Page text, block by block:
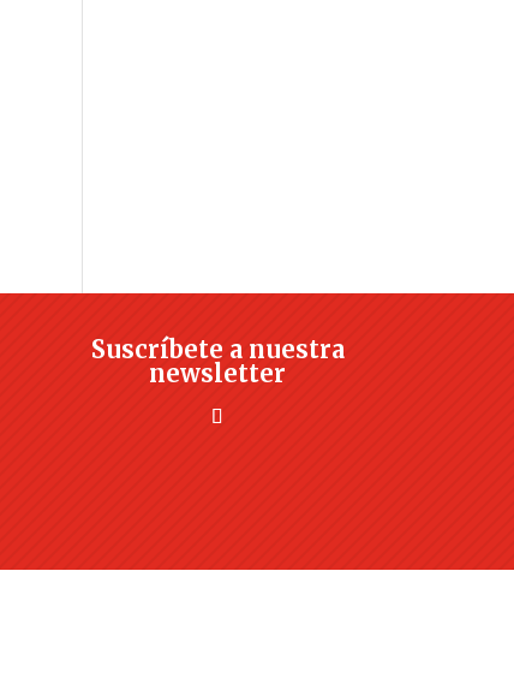
Suscríbete a nuestra
newsletter